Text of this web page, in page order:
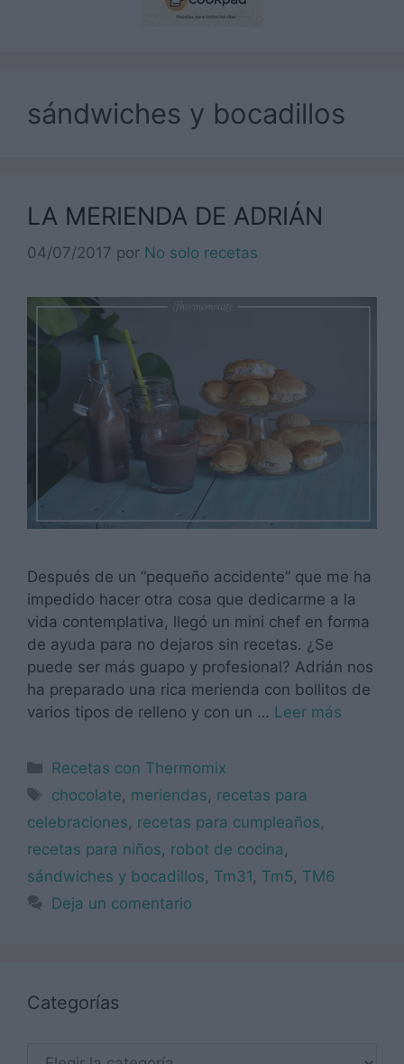
sándwiches y bocadillos
LA MERIENDA DE ADRIÁN
04/07/2017 por No solo recetas
Después de un “pequeño accidente” que me ha
impedido hacer otra cosa que dedicarme a la
vida contemplativa, llegó un mini chef en forma
de ayuda para no dejaros sin recetas. ¿Se
puede ser más guapo y profesional? Adrián nos
ha preparado una rica merienda con bollitos de
varios tipos de relleno y con un … Leer más
Categorías
Recetas con Thermomix
Etiquetas
chocolate, meriendas, recetas para
celebraciones, recetas para cumpleaños,
recetas para niños, robot de cocina ,
sándwiches y bocadillos, Tm31, Tm5, TM6
Deja un comentario
Categorías